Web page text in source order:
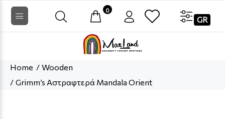
0
GR
Home
Wooden
Grimm’s Αστραφτερά Mandala Orient